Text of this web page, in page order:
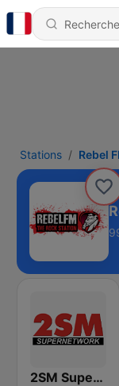
Stations Rebel
2SM Super Radio